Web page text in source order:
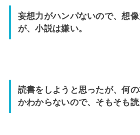
妄想力がハンパないので、想
が、小説は嫌い。
読書をしようと思ったが、何
かわからないので、そもそも読